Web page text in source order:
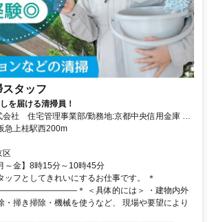
タッフ
を届ける清掃員！
会社 住宅管理事業部/勤務地:京都中央信用金庫 上
急上桂駅西200m
区
～金】8時15分～10時45分
ッフとしてきれいにするお仕事です。 ＊
＊ ＜具体的には＞ ・建物内外
・掃き掃除・機械を使うなど、 現場や要望により